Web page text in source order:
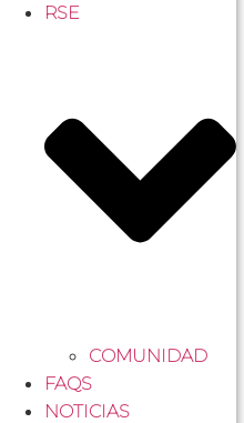
RSE
COMUNIDAD
FAQS
NOTICIAS